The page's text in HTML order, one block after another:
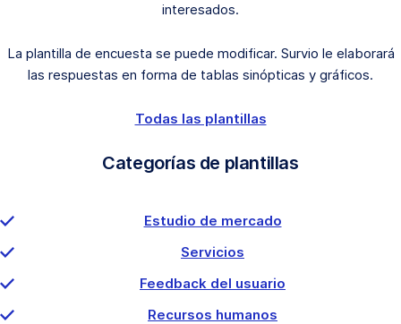
interesados.
La plantilla de encuesta se puede modificar. Survio le elaborará
las respuestas en forma de tablas sinópticas y gráficos.
Todas las plantillas
Categorías de plantillas
Estudio de mercado
Servicios
Feedback del usuario
Recursos humanos